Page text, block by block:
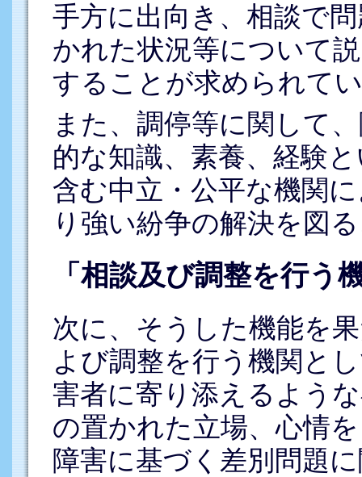
手方に出向き、相談で
かれた状況等について
することが求められて
また、調停等に関して
的な知識、素養、経験
含む中立・公平な機関
り強い紛争の解決を図
「相談及び調整を行う
次に、そうした機能を
よび調整を行う機関と
害者に寄り添えるよう
の置かれた立場、心情
障害に基づく差別問題